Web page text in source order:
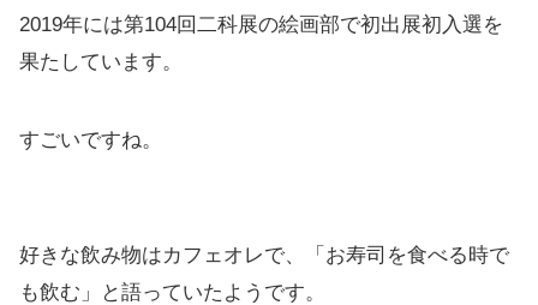
2019年には第104回二科展の絵画部で初出展初入選を
果たしています。
すごいですね。
好きな飲み物はカフェオレで、「お寿司を食べる時で
も飲む」と語っていたようです。